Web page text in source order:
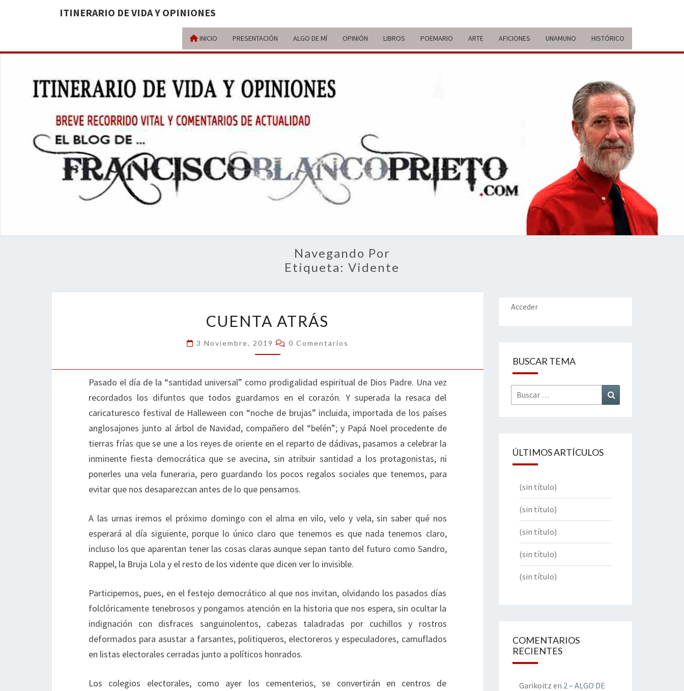
ITINERARIO DE VIDA Y OPINIONES
INICIO PRESENTACIÓN ALGO DE MÍ OPINIÓN LIBROS POEMARIO ARTE AFICIONES UNAMUNO HISTÓRICO
ITINERARIO
DE VIDA Y
OPINIONES
BREVE
RECORRIDO
VITAL Y
COMENTARIOS
ACTUALIDAD
Navegando Por
Etiqueta: Vidente
ATRÁS
CUENTA ATRÁS
3 Noviembre, 2019 Comentarios
0 Comentarios
Pasado el día de la “santidad universal” como prodigalidad espiritual de Dios Padre. Una vez
recordados los difuntos que todos guardamos en el corazón. Y superada la resaca del
caricaturesco festival de Halleween con “noche de brujas” incluida, importada de los países
anglosajones junto al árbol de Navidad, compañero del “belén”; y Papá Noel procedente de
tierras frías que se une a los reyes de oriente en el reparto de dádivas, pasamos a celebrar la
inminente fiesta democrática que se avecina, sin atribuir santidad a los protagonistas, ni
ponerles una vela funeraria, pero guardando los pocos regalos sociales que tenemos, para
evitar que nos desaparezcan antes de lo que pensamos.
A las urnas iremos el próximo domingo con el alma en vilo, velo y vela, sin saber qué nos
esperará al día siguiente, porque lo único claro que tenemos es que nada tenemos claro,
incluso los que aparentan tener las cosas claras aunque sepan tanto del futuro como Sandro,
Rappel, la Bruja Lola y el resto de los vidente que dicen ver lo invisible.
Participemos, pues, en el festejo democrático al que nos invitan, olvidando los pasados días
folclóricamente tenebrosos y pongamos atención en la historia que nos espera, sin ocultar la
indignación con disfraces sanguinolentos, cabezas taladradas por cuchillos y rostros
deformados para asustar a farsantes, politiqueros, electoreros y especuladores, camuflados
en listas electorales cerradas junto a políticos honrados.
Los colegios electorales, como ayer los cementerios, se convertirán en centros de
Acceder
BUSCAR TEMA
Buscar
por:
ÚLTIMOS ARTÍCULOS
(sin título)
(sin título)
(sin título)
(sin título)
(sin título)
COMENTARIOS
RECIENTES
Garikoitz en 2 – ALGO DE